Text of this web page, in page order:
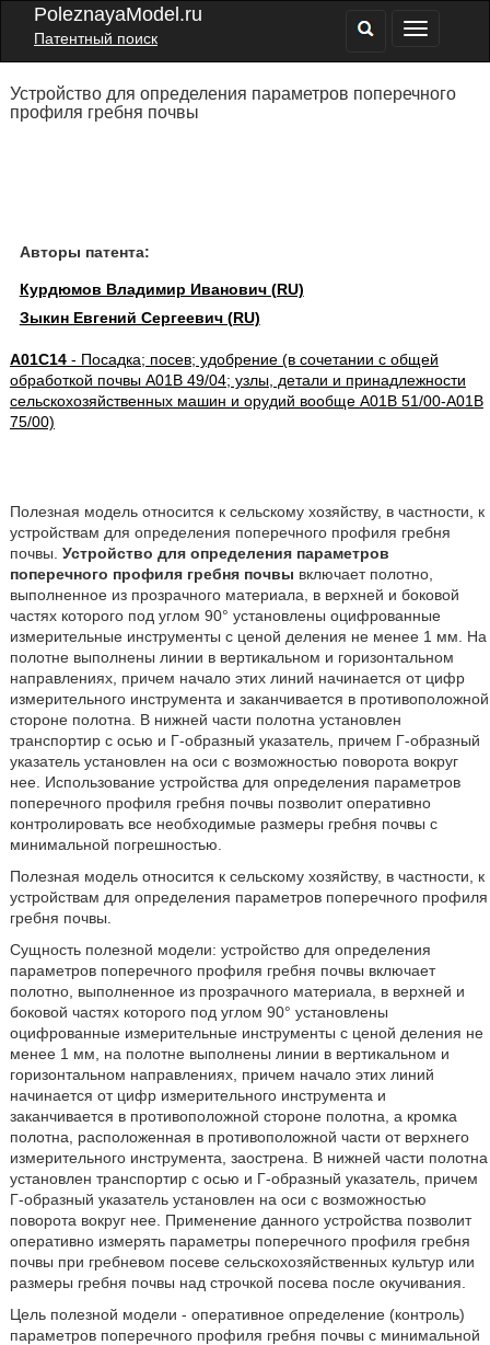
PoleznayaModel.ru
Патентный поиск
Устройство для определения параметров поперечного
профиля гребня почвы
Авторы патента:
Курдюмов Владимир Иванович (RU)
Зыкин Евгений Сергеевич (RU)
A01C14- Посадка; посев; удобрение (в сочетании с общей
обработкой почвы A01B 49/04; узлы, детали и принадлежности
сельскохозяйственных машин и орудий вообще A01B 51/00-A01B
75/00)
Полезная модель относится к сельскому хозяйству, в частности, к
устройствам для определения поперечного профиля гребня
почвы. Устройство для определения параметров
поперечного профиля гребня почвы включает полотно,
выполненное из прозрачного материала, в верхней и боковой
частях которого под углом 90° установлены оцифрованные
измерительные инструменты с ценой деления не менее 1 мм. На
полотне выполнены линии в вертикальном и горизонтальном
направлениях, причем начало этих линий начинается от цифр
измерительного инструмента и заканчивается в противоположной
стороне полотна. В нижней части полотна установлен
транспортир с осью и Г-образный указатель, причем Г-образный
указатель установлен на оси с возможностью поворота вокруг
нее. Использование устройства для определения параметров
поперечного профиля гребня почвы позволит оперативно
контролировать все необходимые размеры гребня почвы с
минимальной погрешностью.
Полезная модель относится к сельскому хозяйству, в частности, к
устройствам для определения параметров поперечного профиля
гребня почвы.
Сущность полезной модели: устройство для определения
параметров поперечного профиля гребня почвы включает
полотно, выполненное из прозрачного материала, в верхней и
боковой частях которого под углом 90° установлены
оцифрованные измерительные инструменты с ценой деления не
менее 1 мм, на полотне выполнены линии в вертикальном и
горизонтальном направлениях, причем начало этих линий
начинается от цифр измерительного инструмента и
заканчивается в противоположной стороне полотна, а кромка
полотна, расположенная в противоположной части от верхнего
измерительного инструмента, заострена. В нижней части полотна
установлен транспортир с осью и Г-образный указатель, причем
Г-образный указатель установлен на оси с возможностью
поворота вокруг нее. Применение данного устройства позволит
оперативно измерять параметры поперечного профиля гребня
почвы при гребневом посеве сельскохозяйственных культур или
размеры гребня почвы над строчкой посева после окучивания.
Цель полезной модели - оперативное определение (контроль)
параметров поперечного профиля гребня почвы с минимальной